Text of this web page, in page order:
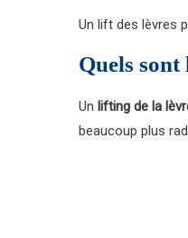
Un lift des lèvres
Quels
Un lifting de la
beaucoup plus